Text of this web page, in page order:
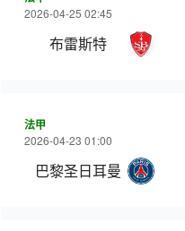
2026-04-25 02:45
布雷斯特
法甲
2026-04-23 01:00
巴黎圣日耳曼